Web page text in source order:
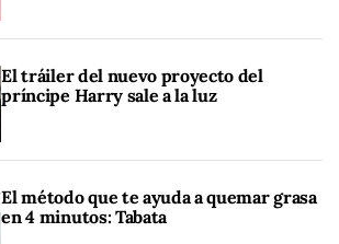
El tráiler del nuevo proyecto del
príncipe Harry sale a la luz
El método que te ayuda a quemar grasa
en 4 minutos: Tabata